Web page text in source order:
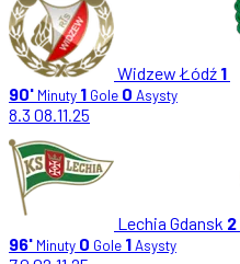
Widzew Łódź 1
90' Minuty 1 Gole 0 Asysty
8.3 08.11.25
Lechia Gdansk 2
96' Minuty 0 Gole 1Asysty